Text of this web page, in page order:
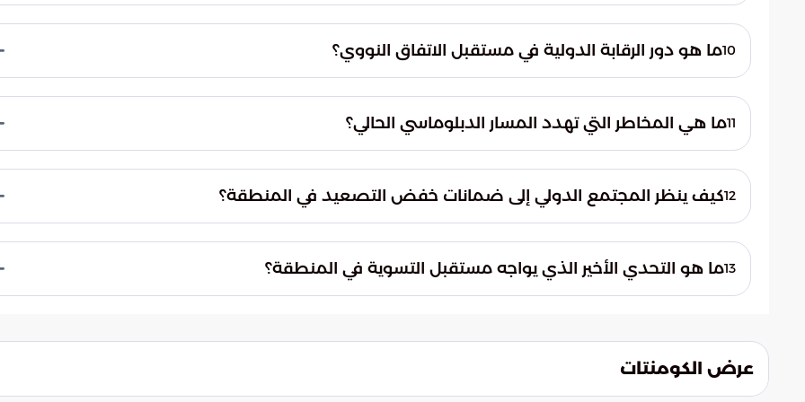
وكفاءة أجهزة الطرد المركزي. وتعتبر هذه الأجهزة العصب الحساس لعمليات التخصيب، لذا فإن أي
اتفاق يجب أن يتضمن قيوداً صارمة على تطويرها أو تشغيلها بمستويات عالية.
10ما هو دور الرقابة الدولية في مستقبل الاتفاق النووي؟
الاقتصادي. ومن خلال تفعيل أنظمة تفتيش شاملة ومفاجئة، تسعى الوكالة الدولية للطاقة الذرية
لضمان عدم وجود أنشطة سرية وضمان الالتزام بالمعايير الأمنية المتفق عليها.
11ما هي المخاطر التي تهدد المسار الدبلوماسي الحالي؟
فرغم الرغبة الدولية في تغليب الحل الدبلوماسي، إلا أن أي تعثر في الاستجابة للمطالب الدولية قد يعيد
الأزمة إلى المربع الأول ويزيد من حدة التوترات.
12كيف ينظر المجتمع الدولي إلى ضمانات خفض التصعيد في المنطقة؟
وتعتبر هذه الضمانات جزءاً لا يتجزأ من أي تسوية شاملة، حيث تهدف إلى بناء الثقة بين الأطراف
الإقليمية وضمان عدم استخدام الموارد المالية المفرج عنها في أنشطة زعزعة الاستقرار.
13ما هو التحدي الأخير الذي يواجه مستقبل التسوية في المنطقة؟
جديد، وبين مخاطر التصعيد التي قد تعرقل الوصول إلى اتفاق نهائي وشامل.
عرض الكومنتات